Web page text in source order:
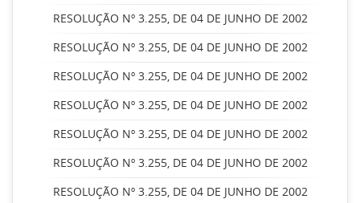
RESOLUÇÃO Nº 3.255, DE 04 DE JUNHO DE 2002
RESOLUÇÃO Nº 3.255, DE 04 DE JUNHO DE 2002
RESOLUÇÃO Nº 3.255, DE 04 DE JUNHO DE 2002
RESOLUÇÃO Nº 3.255, DE 04 DE JUNHO DE 2002
RESOLUÇÃO Nº 3.255, DE 04 DE JUNHO DE 2002
RESOLUÇÃO Nº 3.255, DE 04 DE JUNHO DE 2002
RESOLUÇÃO Nº 3.255, DE 04 DE JUNHO DE 2002